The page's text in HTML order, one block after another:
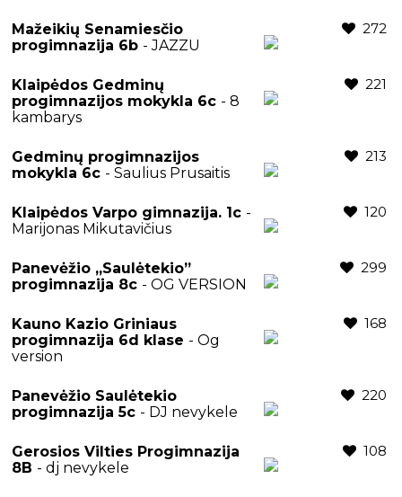
Mažeikių Senamiesčio
progimnazija 6b - JAZZU
272
Klaipėdos Gedminų
progimnazijos mokykla 6c - 8
kambarys
221
Gedminų progimnazijos
mokykla 6c - Saulius Prusaitis
213
Klaipėdos Varpo gimnazija. 1c -
Marijonas Mikutavičius
120
Panevėžio ,,Saulėtekio”
progimnazija 8c - OG VERSION
299
Kauno Kazio Griniaus
progimnazija 6d klase - Og
version
168
Panevėžio Saulėtekio
progimnazija 5c - DJ nevykele
220
Gerosios Vilties Progimnazija
8B - dj nevykele
108